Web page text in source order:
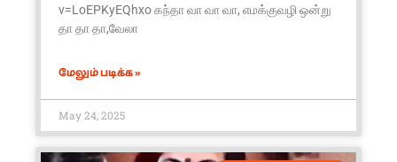
v=LoEPKyEQhxo கந்தா வா வா வா, எமக்குவழி ஒன்று
தா தா தா,வேலா
மேலும் படிக்க »
May 24, 2025